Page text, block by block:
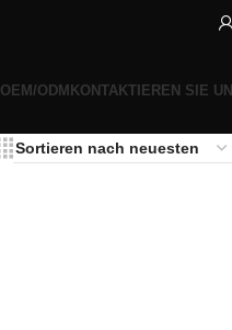
OEM/ODMKONTAKTIEREN SIE